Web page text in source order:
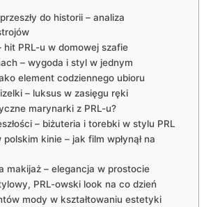
do historii – analiza
hit PRL-u w domowej szafie
– wygoda i styl w jednym
element codziennego ubioru
– luksus w zasięgu ręki
marynarki z PRL-u?
– biżuteria i torebki w stylu PRL
kinie – jak film wpłynął na
makijaż – elegancja w prostocie
PRL-owski look na co dzień
mody w kształtowaniu estetyki